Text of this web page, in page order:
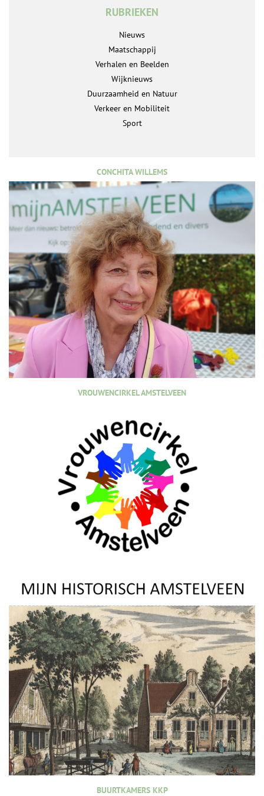
RUBRIEKEN
Nieuws
Maatschappij
Verhalen en Beelden
Wijknieuws
Duurzaamheid en Natuur
Verkeer en Mobiliteit
Sport
CONCHITA WILLEMS
VROUWENCIRKEL AMSTELVEEN
BUURTKAMERS KKP